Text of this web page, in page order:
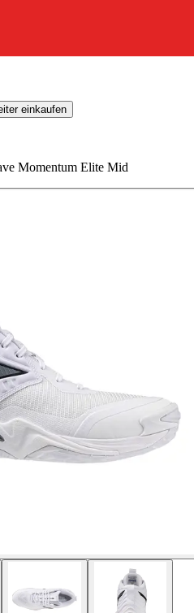
einkaufen
Momentum Elite Mid